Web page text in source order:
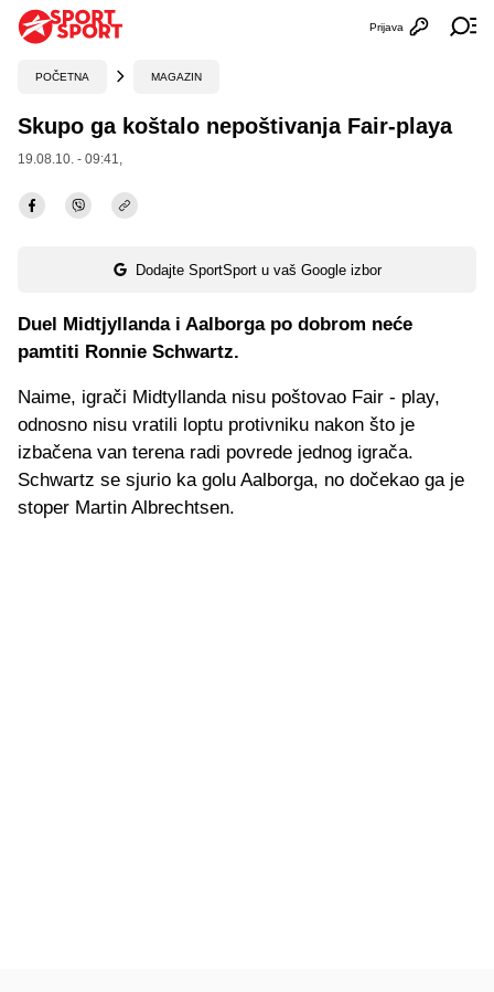
Otvori
Prijava
POČETNA MAGAZIN
Skupo ga koštalo nepoštivanja Fair-playa
19.08.10. - 09:41,
Dodajte SportSport u vaš Google izbor
Duel Midtjyllanda i Aalborga po dobrom neće
pamtiti Ronnie Schwartz.
Naime, igrači Midtyllanda nisu poštovao Fair - play,
odnosno nisu vratili loptu protivniku nakon što je
izbačena van terena radi povrede jednog igrača.
Schwartz se sjurio ka golu Aalborga, no dočekao ga je
stoper Martin Albrechtsen.